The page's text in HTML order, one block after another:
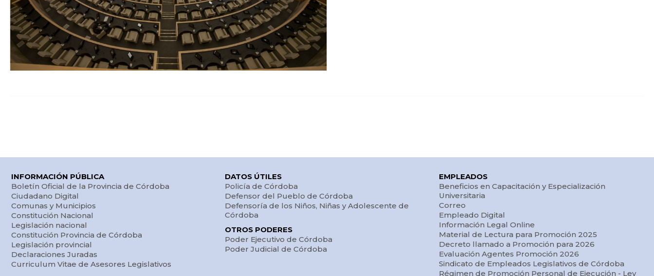
INFORMACIÓN PÚBLICA
Boletín Oficial de la Provincia de Córdoba
Ciudadano Digital
Comunas y Municipios
Constitución Nacional
Legislación nacional
Constitución Provincia de Córdoba
Legislación provincial
Declaraciones Juradas
Curriculum Vitae de Asesores Legislativos
DATOS ÚTILES
Policía de Córdoba
Defensor del Pueblo de Córdoba
Defensoría de los Niños, Niñas y Adolescente de
Córdoba
OTROS PODERES
Poder Ejecutivo de Córdoba
Poder Judicial de Córdoba
EMPLEADOS
Beneficios en Capacitación y Especialización
Universitaria
Correo
Empleado Digital
Información Legal Online
Material de Lectura para Promoción 2025
Decreto llamado a Promoción para 2026
Evaluación Agentes Promoción 2026
Sindicato de Empleados Legislativos de Córdoba
Régimen de Promoción Personal de Ejecución - Ley